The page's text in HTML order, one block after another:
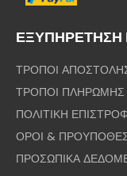
ΕΞΥΠΗΡΕΤΗΣΗ
ΤΡΟΠΟΙ
ΤΡΟΠΟΙ ΠΛΗΡΩΜΗΣ
ΠΟΛΙΤΙΚΗ
ΟΡΟΙ &
ΠΡΟΣΩΠΙΚΑ